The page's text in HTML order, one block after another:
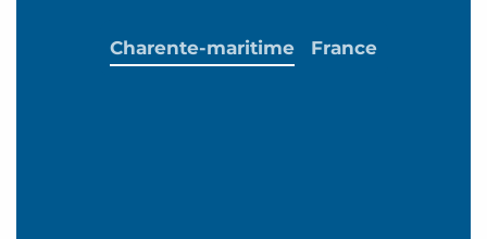
Charente-maritime France